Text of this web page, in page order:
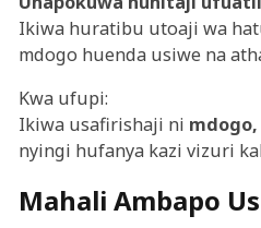
Ikiwa huratibu utoaji wa
mdogo huenda usiwe na
Kwa ufupi:
Ikiwa usafirishaji ni
nyingi hufanya kazi vizuri
Mahali Ambapo